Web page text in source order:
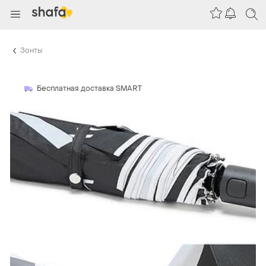
Зонты
Бесплатная доставка SMART